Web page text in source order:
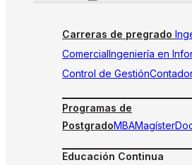
Carreras de pregrado
ComercialIngeniería en
Control de Gestión
Programas de
PostgradoMBAMagíster
Educación Continua